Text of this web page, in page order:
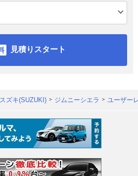
見積りスタート
スズキ(SUZUKI) ジムニーシエラ ユーザー